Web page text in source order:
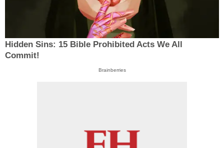
Hidden Sins: 15 Bible Prohibited Acts We All
Commit!
Brainberries